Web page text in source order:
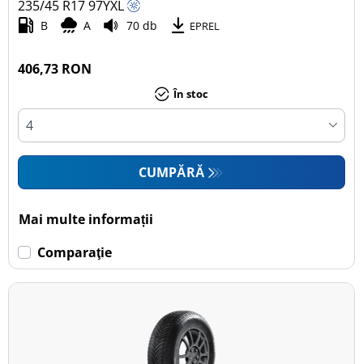
235/45 R1797YXL
B A 70 db EPREL
406,73 RON
În stoc
CUMPĂRĂ
Mai multe informații
Comparaţie